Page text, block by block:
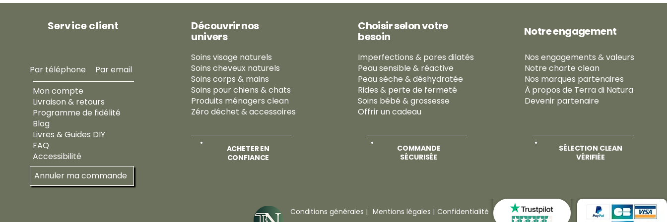
0
i
t
r
2
r
m
e
s
Service client
Par téléphone
Par email
Mon compte
Livraison & retours
Programme de fidélité
Blog
Livres & Guides DIY
FAQ
Accessibilité
Annuler ma commande
Découvrir nos
univers
Soins visage naturels
Soins cheveux naturels
Soins corps & mains
Soins pour chiens & chats
Produits ménagers clean
Zéro déchet & accessoires
ACHETER EN
CONFIANCE
Choisir selon votre
besoin
Imperfections & pores dilatés
Peau sensible & réactive
Peau sèche & déshydratée
Rides & perte de fermeté
Soins bébé & grossesse
Offrir un cadeau
COMMANDE
SÉCURISÉE
Notre engagement
Nos engagements & valeurs
Notre charte clean
Nos marques partenaires
À propos de Terra di Natura
Devenir partenaire
SÉLECTION CLEAN
VÉRIFIÉE
Conditions générales | Mentions légales | Confidentialité